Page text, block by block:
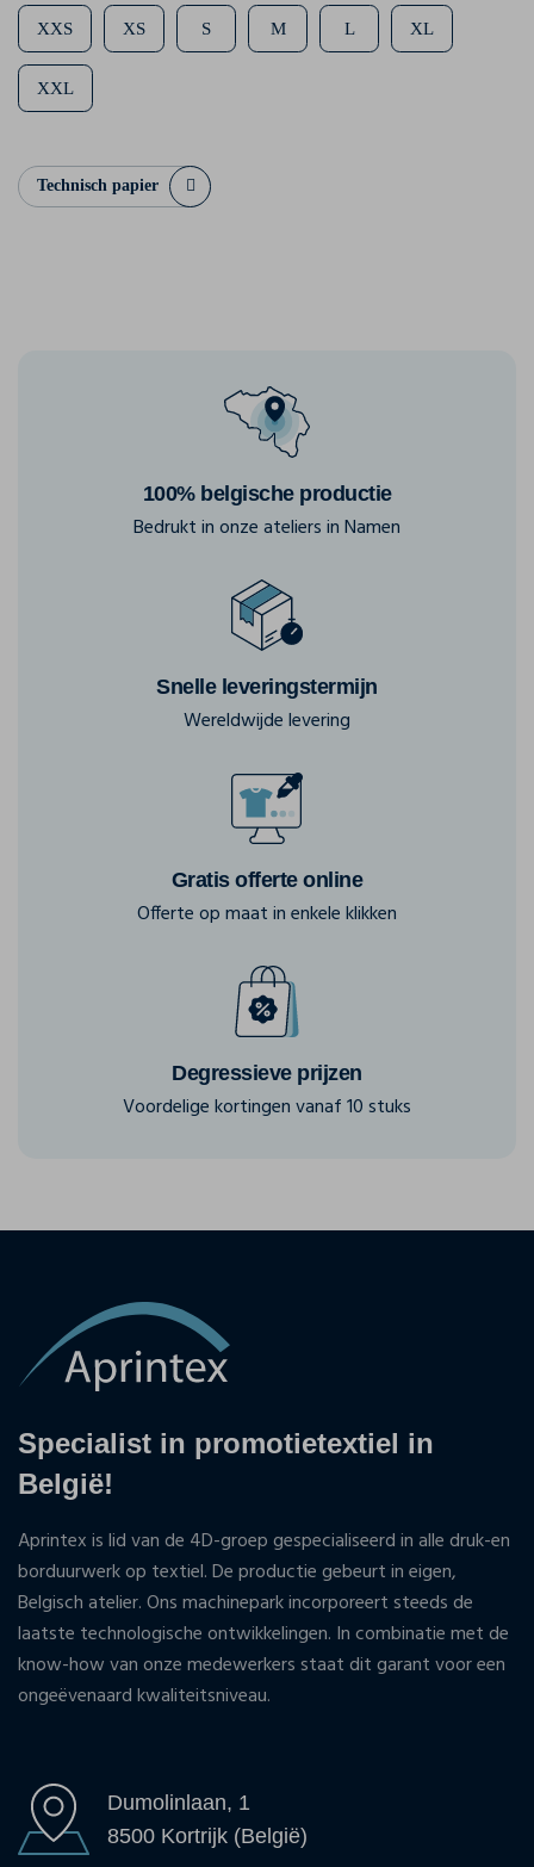
XXS XS S M L XL
XXL
Technisch papier
100% belgische productie
Bedrukt in onze ateliers in Namen
Snelle leveringstermijn
Wereldwijde levering
Gratis offerte online
Offerte op maat in enkele klikken
Degressieve prijzen
Voordelige kortingen vanaf 10 stuks
Specialist in promotietextiel in
België!
Aprintex is lid van de 4D-groep gespecialiseerd in alle druk-en
borduurwerk op textiel. De productie gebeurt in eigen,
Belgisch atelier. Ons machinepark incorporeert steeds de
laatste technologische ontwikkelingen. In combinatie met de
know-how van onze medewerkers staat dit garant voor een
ongeëvenaard kwaliteitsniveau.
Dumolinlaan, 1
8500 Kortrijk (België)